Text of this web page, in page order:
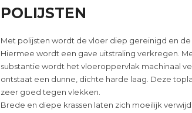
POLIJSTEN
Met polijsten wordt de vloer diep gereinigd en de
Hiermee wordt een gave uitstraling verkregen.
substantie wordt het vloeroppervlak machinaal
ontstaat een dunne, dichte harde laag. Deze
zeer goed tegen vlekken.
Brede en diepe krassen laten zich moeilijk